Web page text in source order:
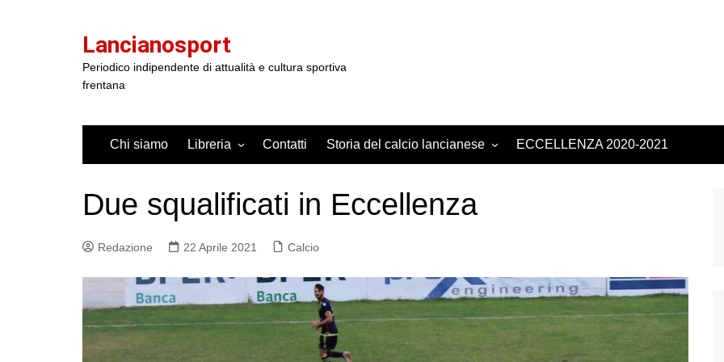
Lancianosport
Periodico indipendente di attualità e cultura sportiva
frentana
Chi siamo Libreria Contatti Storia del calcio lancianese ECCELLENZA 2020-2021
Due squalificati in Eccellenza
Redazione 22 Aprile 2021 Calcio